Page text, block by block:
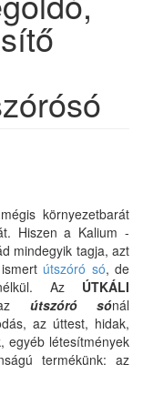
környezetbarát
Hiszen a Kalium -
mindegyik tagja, azt
útszóró só, de
Az ÚTKÁLI
az útszóró sónál
az úttest, hidak,
egyéb létesítmények
termékünk: az